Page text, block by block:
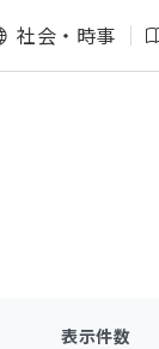
社会・時事
表示件数